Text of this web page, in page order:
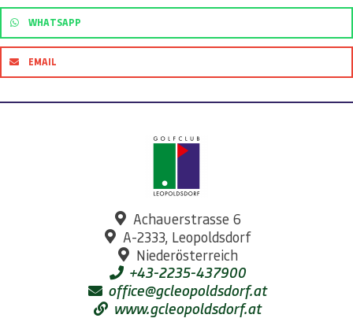
WHATSAPP
EMAIL
Achauerstrasse 6
A-2333, Leopoldsdorf
Niederösterreich
+43-2235-437900
office@gcleopoldsdorf.at
www.gcleopoldsdorf.at